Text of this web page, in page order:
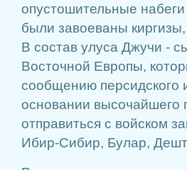
опустошительные набеги
были завоеваны
В состав улуса Джучи -
Восточной Европы,
сообщению персидского
основании высочайшего
отправиться с войском
Ибир-Сибир, Булар,